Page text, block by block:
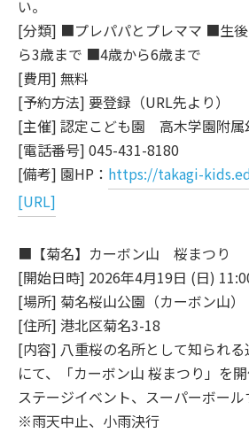
い。
[分類] ■プレパパとプレママ ■生
ら3歳まで ■4歳から6歳まで
[費用] 無料
[予約方法] 要登録（URL先より）
[主催] 認定こども園 高木学園附属
[電話番号] 045-431-8180
[備考] 園HP： https://takagi-
[URL]
■【菊名】カーボン山 桜まつり
[開始日時] 2026年4月19日 (日)
[場所] 菊名桜山公園（カーボン山）
[住所] 港北区菊名3-18
[内容] 八重桜の名所として知られる
にて、「カーボン山 桜まつり」を開
ステージイベント、スーパーボー
※雨天中止、小雨決行